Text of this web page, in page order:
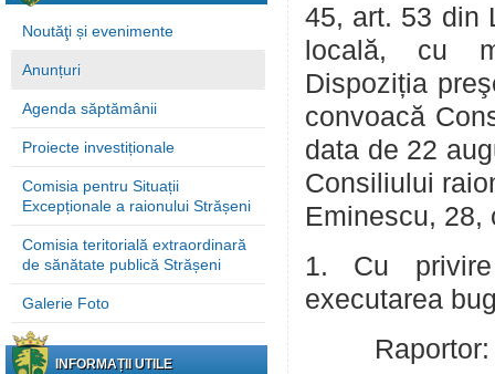
Noutăţi și evenimente
Anunțuri
Agenda săptămânii
Proiecte investiționale
Comisia pentru Situații
Excepționale a raionului Strășeni
Comisia teritorială extraordinară
de sănătate publică Strășeni
Galerie Foto
INFORMAȚII UTILE
45, art. 53 din
locală, cu
Dispoziția
convoacă
data de 22
Consiliului
Eminescu,
1. Cu
executarea
Raportor: